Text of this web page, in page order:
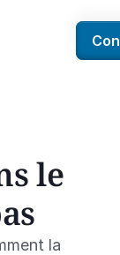
le
la